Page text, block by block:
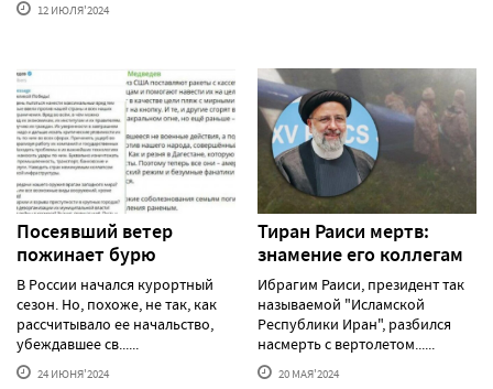
12 ИЮЛЯ'2024
Посеявший ветер
пожинает бурю
В России начался курортный
сезон. Но, похоже, не так, как
рассчитывало ее начальство,
убеждавшее св......
24 ИЮНЯ'2024
Тиран Раиси мертв:
знамение его коллегам
Ибрагим Раиси, президент так
называемой "Исламской
Республики Иран", разбился
насмерть с вертолетом......
20 МАЯ'2024